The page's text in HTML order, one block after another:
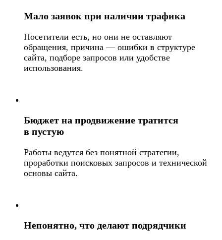
Мало заявок при наличии трафика
Посетители есть, но они не оставляют
обращения, причина — ошибки в структуре
сайта, подборе запросов или удобстве
использования.
Бюджет на продвижение тратится
в пустую
Работы ведутся без понятной стратегии,
проработки поисковых запросов и технической
основы сайта.
Непонятно, что делают подрядчики